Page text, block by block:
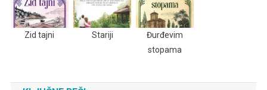
Zid tajni Stariji
Đurđevim
stopama